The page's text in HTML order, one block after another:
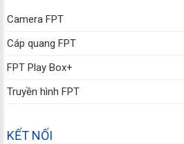
Camera FPT
Cáp quang FPT
FPT Play Box+
Truyền hình FPT
KẾT NỐI